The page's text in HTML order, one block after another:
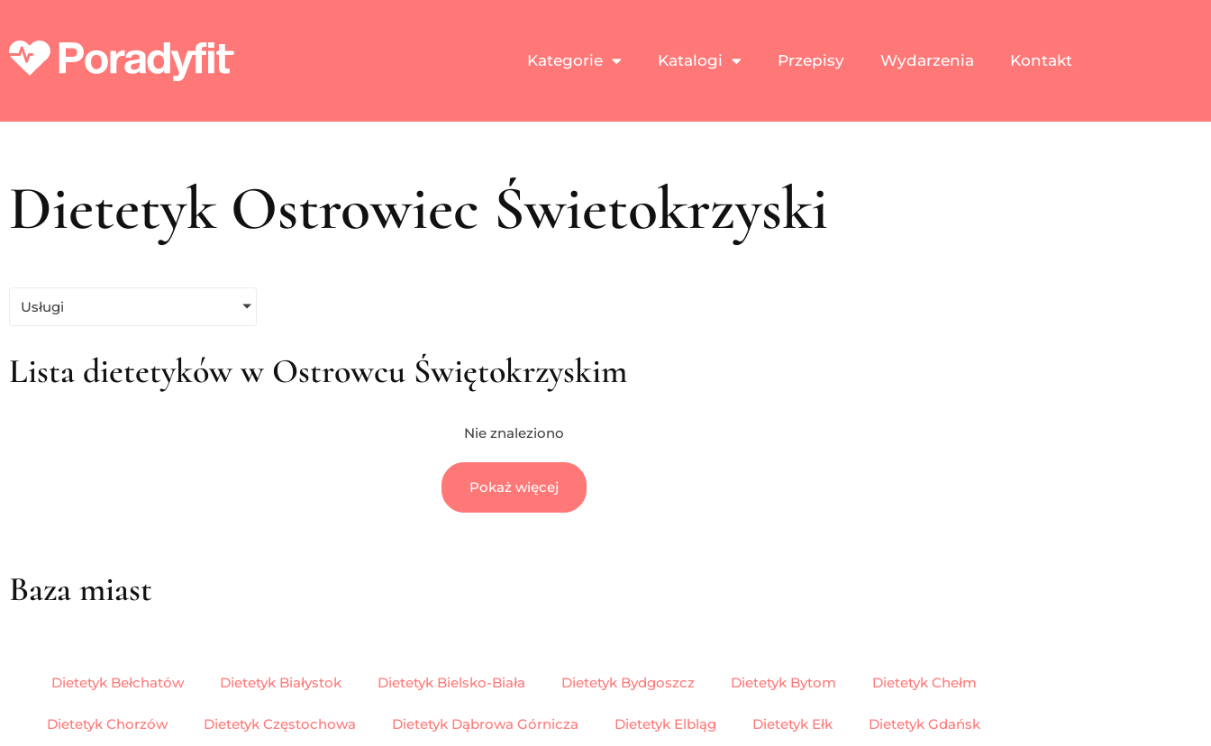
Kategorie Katalogi Przepisy Wydarzenia Kontakt
Dietetyk Ostrowiec Świetokrzyski
Usługi
Lista dietetyków w Ostrowcu Świętokrzyskim
Nie znaleziono
Pokaż więcej
Baza miast
Dietetyk Bełchatów Dietetyk Białystok Dietetyk Bielsko-Biała Dietetyk Bydgoszcz Dietetyk Bytom Dietetyk Chełm
Dietetyk Chorzów Dietetyk Częstochowa Dietetyk Dąbrowa Górnicza Dietetyk Elbląg Dietetyk Ełk Dietetyk Gdańsk